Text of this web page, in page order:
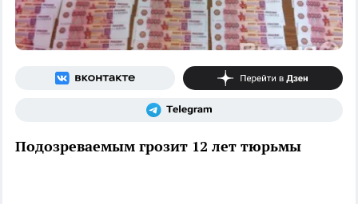
Подозреваемым грозит 12 лет тюрьмы